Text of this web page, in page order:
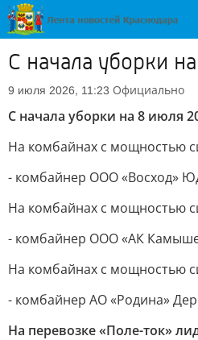
С начала уборки
9 июля 2026, 11:23 Официально
С начала уборки на 8 июля
На комбайнах с мощностью
- комбайнер ООО «Восход»
На комбайнах с мощностью
- комбайнер ООО «АК
На комбайнах с мощностью
- комбайнер АО «Родина»
На перевозке «Поле-ток»